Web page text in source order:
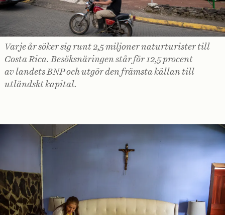
Varje år söker sig runt 2,5 ­miljoner naturturister till
Costa Rica. ­Besöksnäringen står för 12,5 procent
av landets BNP och utgör den främsta källan till
utländskt kapital.